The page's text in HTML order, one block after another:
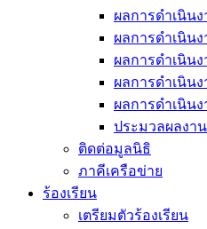
ผลการดำเนิน
ผลการดำเนิน
ผลการดำเนิน
ผลการดำเนิน
ผลการดำเนิน
ประมวลผลงา
ติดต่อมูลนิธิ
ภาคีเครือข่าย
ร้องเรียน
เตรียมตัวร้องเรียน